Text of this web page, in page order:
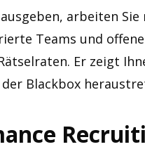
arbeiten
Teams und
Er zeigt
Blackbox